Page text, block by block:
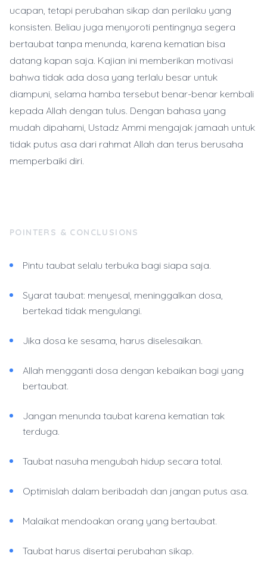
ucapan, tetapi perubahan sikap dan perilaku yang
konsisten. Beliau juga menyoroti pentingnya segera
bertaubat tanpa menunda, karena kematian bisa
datang kapan saja. Kajian ini memberikan motivasi
bahwa tidak ada dosa yang terlalu besar untuk
diampuni, selama hamba tersebut benar-benar kembali
kepada Allah dengan tulus. Dengan bahasa yang
mudah dipahami, Ustadz Ammi mengajak jamaah untuk
tidak putus asa dari rahmat Allah dan terus berusaha
memperbaiki diri.
POINTERS & CONCLUSIONS
Pintu taubat selalu terbuka bagi siapa saja.
Syarat taubat: menyesal, meninggalkan dosa,
bertekad tidak mengulangi.
Jika dosa ke sesama, harus diselesaikan.
Allah mengganti dosa dengan kebaikan bagi yang
bertaubat.
Jangan menunda taubat karena kematian tak
terduga.
Taubat nasuha mengubah hidup secara total.
Optimislah dalam beribadah dan jangan putus asa.
Malaikat mendoakan orang yang bertaubat.
Taubat harus disertai perubahan sikap.